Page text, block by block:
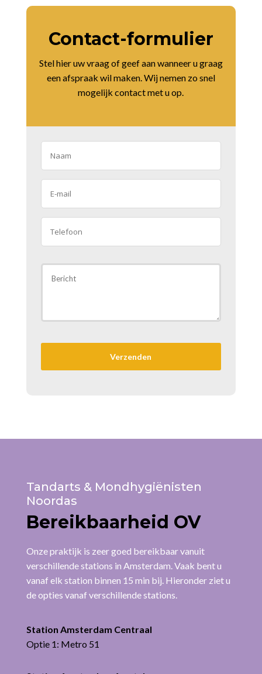
Contact-formulier
Stel hier uw vraag of geef aan wanneer u graag
een afspraak wil maken. Wij nemen zo snel
mogelijk contact met u op.
Tandarts & Mondhygiënisten
Noordas
Bereikbaarheid OV
Onze praktijk is zeer goed bereikbaar vanuit
verschillende stations in Amsterdam. Vaak bent u
vanaf elk station binnen 15 min bij. Hieronder ziet u
de opties vanaf verschillende stations.
Station Amsterdam Centraal
Optie 1: Metro 51